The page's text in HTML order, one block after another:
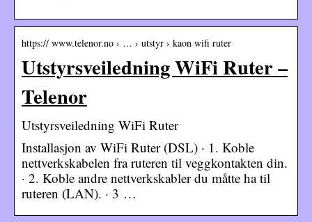
https:// www.telenor.no › … › utstyr › kaon wifi ruter
Utstyrsveiledning WiFi Ruter –
Telenor
Utstyrsveiledning WiFi Ruter
Installasjon av WiFi Ruter (DSL) · 1. Koble
nettverkskabelen fra ruteren til veggkontakten din.
· 2. Koble andre nettverkskabler du måtte ha til
ruteren (LAN). · 3 …